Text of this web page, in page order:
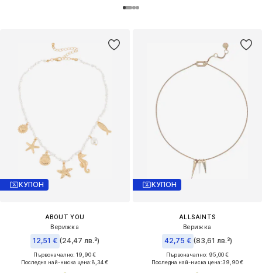
КУПОН
ABOUT YOU
Верижка
12,51 € (24,47 лв.³)
Първоначално: 19,90 €
Последна най-ниска цена:8,34 €
КУПОН
ALLSAINTS
Верижка
42,75 € (83,61 лв.³)
Първоначално: 95,00 €
Последна най-ниска цена:39,90 €